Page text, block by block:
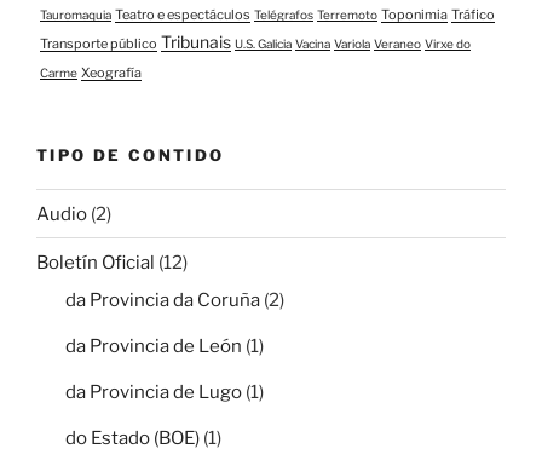
Tauromaquia Teatro e espectáculos Telégrafos Terremoto Toponimia Tráfico
Transporte público Tribunais U.S. Galicia Vacina Variola Veraneo Virxe do
Carme Xeografía
TIPO DE CONTIDO
Audio (2)
Boletín Oficial (12)
da Provincia da Coruña (2)
da Provincia de León (1)
da Provincia de Lugo (1)
do Estado (BOE) (1)